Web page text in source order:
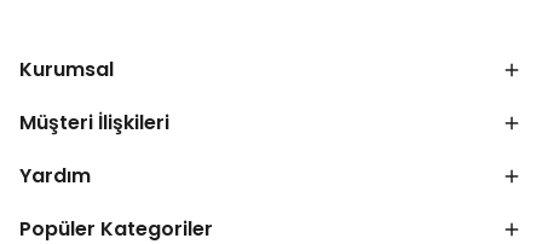
Kurumsal
Müşteri İlişkileri
Yardım
Popüler Kategoriler